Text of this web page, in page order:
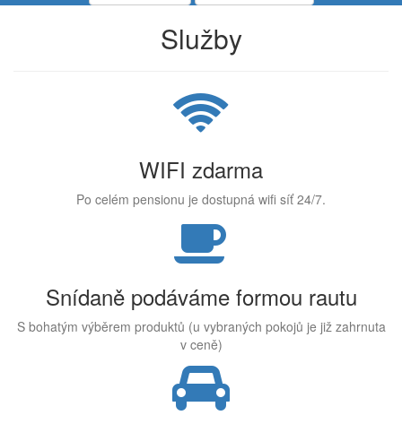
Služby
WIFI zdarma
Po celém pensionu je dostupná wifi síť 24/7.
Snídaně podáváme formou rautu
S bohatým výběrem produktů (u vybraných pokojů je již zahrnuta
v ceně)